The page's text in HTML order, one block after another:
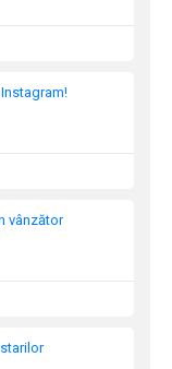
vânzător